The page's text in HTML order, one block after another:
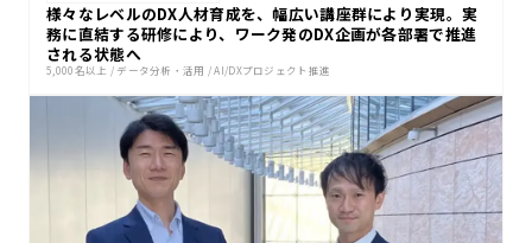
様々なレベルのDX人材育成を、幅広い講座群により実現。実
務に直結する研修により、ワーク発のDX企画が各部署で推進
される状態へ
5,000名以上 / データ分析・活用 /AI/DXプロジェクト推進